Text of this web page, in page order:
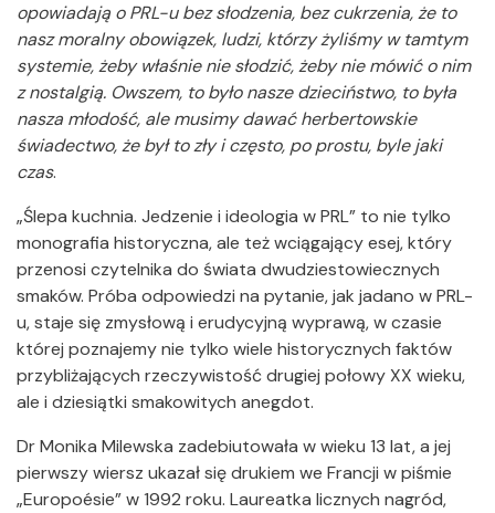
opowiadają o PRL-u bez słodzenia, bez cukrzenia, że to
nasz moralny obowiązek, ludzi, którzy żyliśmy w tamtym
systemie, żeby właśnie nie słodzić, żeby nie mówić o nim
z nostalgią. Owszem, to było nasze dzieciństwo, to była
nasza młodość, ale musimy dawać herbertowskie
świadectwo, że był to zły i często, po prostu, byle jaki
czas.
„Ślepa kuchnia. Jedzenie i ideologia w PRL” to nie tylko
monografia historyczna, ale też wciągający esej, który
przenosi czytelnika do świata dwudziestowiecznych
smaków. Próba odpowiedzi na pytanie, jak jadano w PRL-
u, staje się zmysłową i erudycyjną wyprawą, w czasie
której poznajemy nie tylko wiele historycznych faktów
przybliżających rzeczywistość drugiej połowy XX wieku,
ale i dziesiątki smakowitych anegdot.
Dr Monika Milewska zadebiutowała w wieku 13 lat, a jej
pierwszy wiersz ukazał się drukiem we Francji w piśmie
„Europoésie”w 1992 roku. Laureatka licznych nagród,